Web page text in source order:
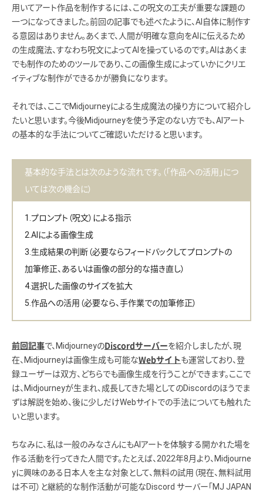
用いてアート作品を制作するには、この呪文の工夫が重要な課題の
一つになってきました。前回の記事でも述べたように、AI自体に制作す
る意図はありません。あくまで、人間が明確な意向をAIに伝えるため
の生成魔法、すなわち呪文によってAIを操っているのです。AIはあくま
でも制作のためのツールであり、この画像生成によっていかにクリエ
イティブな制作ができるかが勝負になります。
それでは、ここでMidjourneyによる生成魔法の操り方について紹介し
たいと思います。今後Midjourneyを使う予定のない方でも、AIアート
の基本的な手法についてご確認いただけると思います。
基本的な手法とは次のような流れです。（「作品への活用」につ
いては次の機会に）
プロンプト（呪文）による指示
AIによる画像生成
生成結果の判断（必要ならフィードバックしてプロンプトの
加筆修正、あるいは画像の部分的な描き直し）
選択した画像のサイズを拡大
作品への活用（必要なら、手作業での加筆修正）
前回記事で、MidjourneyのDiscordサーバーを紹介しましたが、現
在、Midjourneyは画像生成も可能なWebサイト も運営しており、登
録ユーザーは双方、どちらでも画像生成を行うことができます。ここで
は、Midjourneyが生まれ、成長してきた場としてのDiscordのほうでま
ずは解説を始め、後に少しだけWebサイトでの手法についても触れた
いと思います。
ちなみに、私は一般のみなさんにもAIアートを体験する開かれた場を
作る活動を行ってきた人間です。たとえば、2022年8月より、Midjourne
yに興味のある日本人を主な対象として、無料の試用（現在、無料試用
は不可）と継続的な制作活動が可能なDiscord サーバー「MJ JAPAN